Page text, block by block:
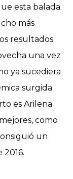
esta balada
más
resultados
una vez
ya sucediera
surgida
es Arilena
como
un